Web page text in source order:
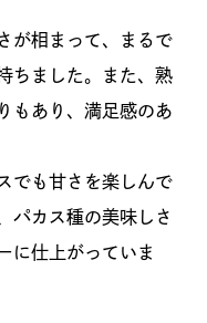
が相まって、まるで
ちました。また、熟
もあり、満足感のあ
でも甘さを楽しんで
パカス種の美味しさ
に仕上がっていま